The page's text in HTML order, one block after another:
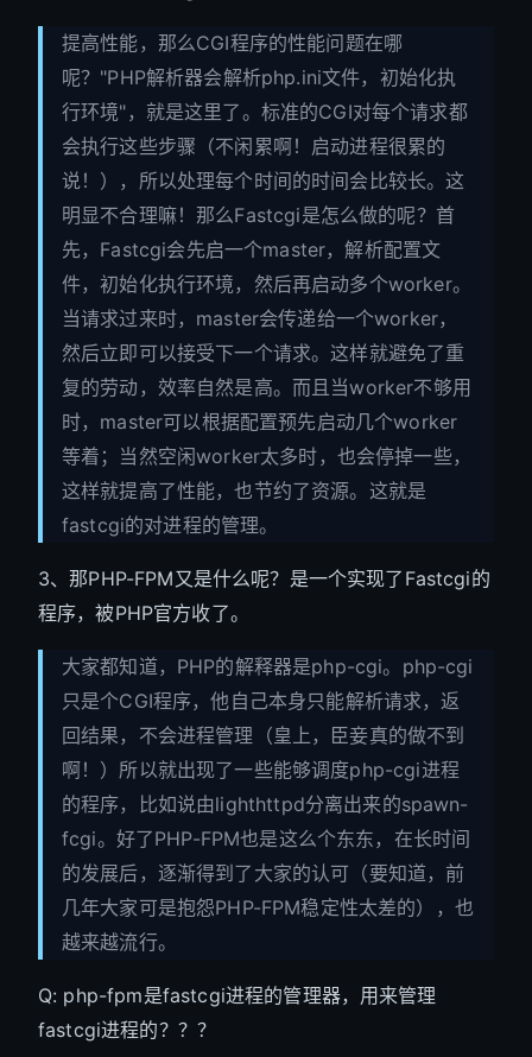
提高性能，那么CGI程序的性能问题在哪
呢？"PHP解析器会解析php.ini文件，初始化执
行环境"，就是这里了。标准的CGI对每个请求都
会执行这些步骤（不闲累啊！启动进程很累的
说！），所以处理每个时间的时间会比较长。这
明显不合理嘛！那么Fastcgi是怎么做的呢？首
先，Fastcgi会先启一个master，解析配置文
件，初始化执行环境，然后再启动多个worker。
当请求过来时，master会传递给一个worker，
然后立即可以接受下一个请求。这样就避免了重
复的劳动，效率自然是高。而且当worker不够用
时，master可以根据配置预先启动几个worker
等着；当然空闲worker太多时，也会停掉一些，
这样就提高了性能，也节约了资源。这就是
fastcgi的对进程的管理。
3、那PHP-FPM又是什么呢？是一个实现了Fastcgi的
程序，被PHP官方收了。
大家都知道，PHP的解释器是php-cgi。php-cgi
只是个CGI程序，他自己本身只能解析请求，返
回结果，不会进程管理（皇上，臣妾真的做不到
啊！）所以就出现了一些能够调度php-cgi进程
的程序，比如说由lighthttpd分离出来的spawn-
fcgi。好了PHP-FPM也是这么个东东，在长时间
的发展后，逐渐得到了大家的认可（要知道，前
几年大家可是抱怨PHP-FPM稳定性太差的），也
越来越流行。
Q: php-fpm是fastcgi进程的管理器，用来管理
fastcgi进程的？？？